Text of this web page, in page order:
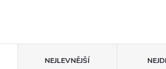
NEJLEVNĚJŠÍ